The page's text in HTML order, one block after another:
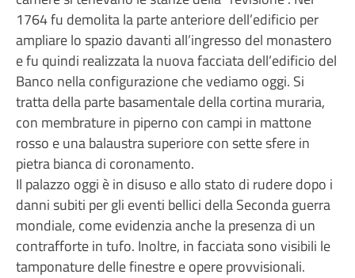
1764 fu demolita la parte anteriore dell’edificio per
ampliare lo spazio davanti all’ingresso del monastero
e fu quindi realizzata la nuova facciata dell’edificio del
Banco nella configurazione che vediamo oggi. Si
tratta della parte basamentale della cortina muraria,
con membrature in piperno con campi in mattone
rosso e una balaustra superiore con sette sfere in
pietra bianca di coronamento.
Il palazzo oggi è in disuso e allo stato di rudere dopo i
danni subiti per gli eventi bellici della Seconda guerra
mondiale, come evidenzia anche la presenza di un
contrafforte in tufo. Inoltre, in facciata sono visibili le
tamponature delle finestre e opere provvisionali.